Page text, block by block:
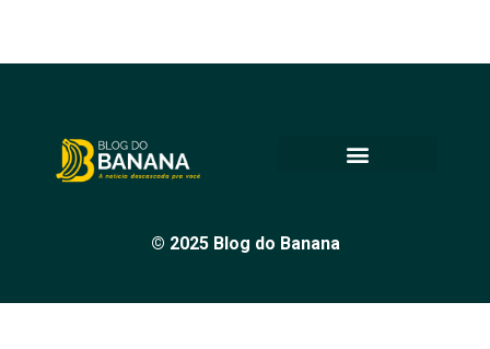
© 2025 Blog do Banana